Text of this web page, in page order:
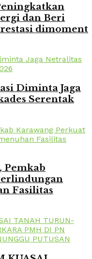
dan Beri
dimoment
Diminta Jaga
Serentak
Pemkab
Fasilitas